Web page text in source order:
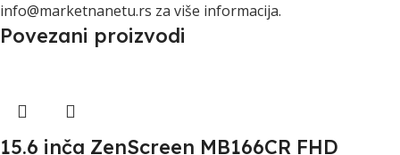
info@marketnanetu.rs za više informacija.
Povezani proizvodi
15.6 inča ZenScreen MB166CR FHD